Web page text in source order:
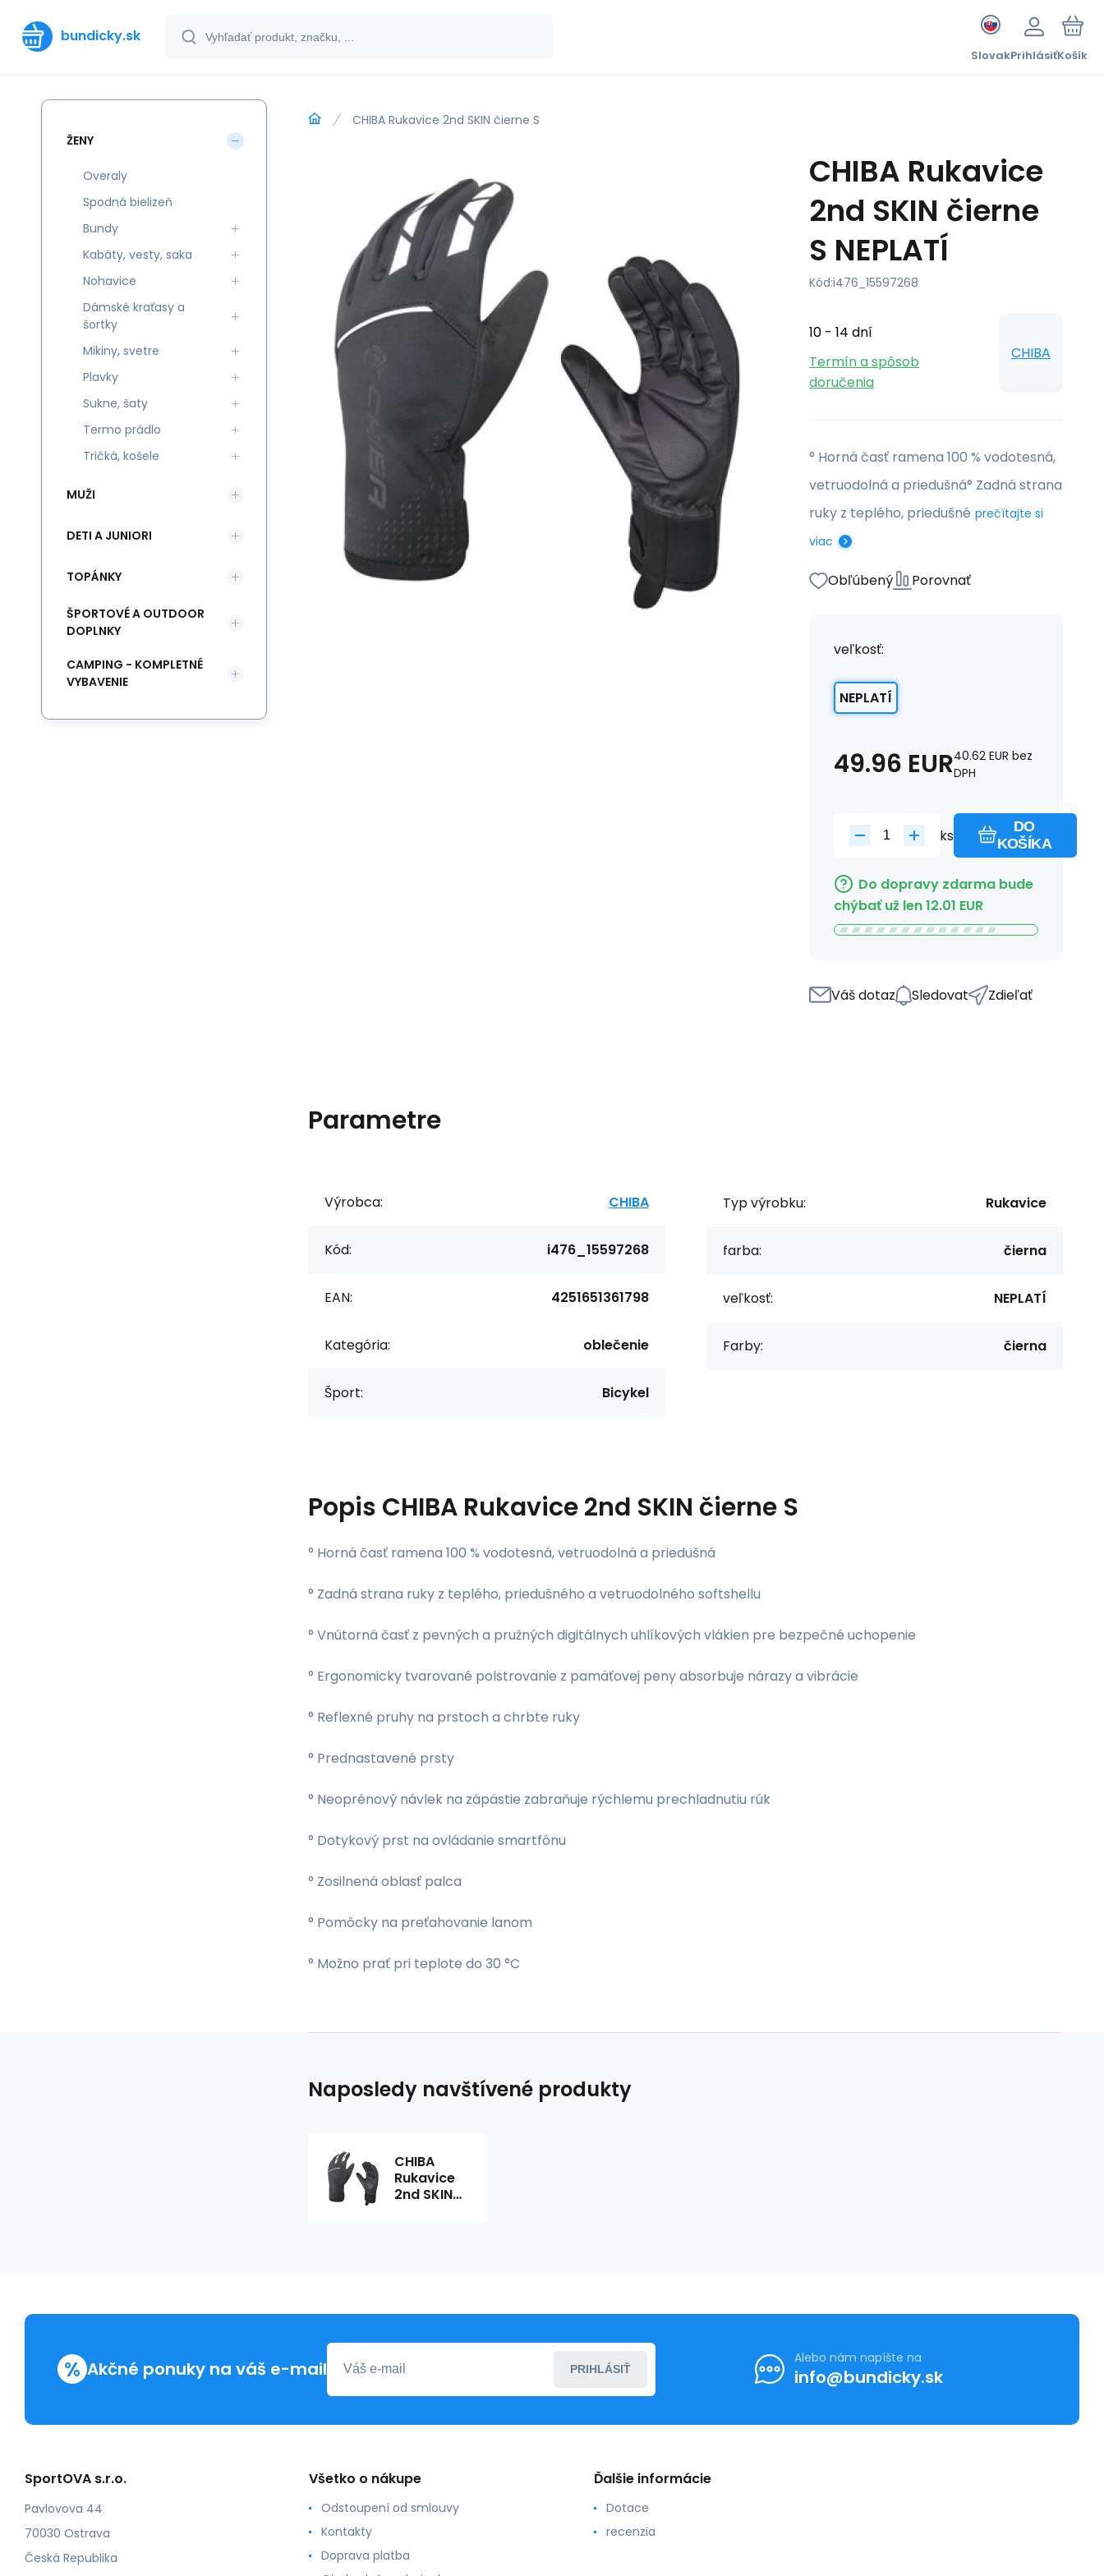
bundicky.sk
SlovakPrihlásiťKošík
CHIBA Rukavice 2nd SKIN čierne S
CHIBA Rukavice
2nd SKIN čierne
S NEPLATÍ
Kód:i476_15597268
10 - 14 dní
Termín a spôsob
doručenia
CHIBA
° Horná časť ramena 100 % vodotesná,
vetruodolná a priedušná° Zadná strana
ruky z teplého, priedušné prečítajte si
viac
Obľúbený Porovnať
veľkosť:
NEPLATÍ
49.96 EUR40.62 EUR bez
DPH
ks
DO
KOŠÍKA
Do dopravy zdarma bude
chýbať už len12.01 EUR
Váš dotaz Sledovat Zdieľať
Parametre
Výrobca: CHIBA
Kód: i476_15597268
EAN: 4251651361798
Kategória: oblečenie
Šport: Bicykel
Typ výrobku: Rukavice
farba: čierna
veľkosť: NEPLATÍ
Farby: čierna
Popis CHIBA Rukavice 2nd SKIN čierne S
° Horná časť ramena 100 % vodotesná, vetruodolná a priedušná
° Zadná strana ruky z teplého, priedušného a vetruodolného softshellu
° Vnútorná časť z pevných a pružných digitálnych uhlíkových vlákien pre bezpečné uchopenie
° Ergonomicky tvarované polstrovanie z pamäťovej peny absorbuje nárazy a vibrácie
° Reflexné pruhy na prstoch a chrbte ruky
° Prednastavené prsty
° Neoprénový návlek na zápästie zabraňuje rýchlemu prechladnutiu rúk
° Dotykový prst na ovládanie smartfónu
° Zosilnená oblasť palca
° Pomôcky na preťahovanie lanom
° Možno prať pri teplote do 30 °C
ŽENY
Overaly
Spodná bielizeň
Bundy
Kabáty, vesty, saka
Nohavice
Dámské kraťasy a
šortky
Mikiny, svetre
Plavky
Sukne, šaty
Termo prádlo
Tričká, košele
MUŽI
DETI A JUNIORI
TOPÁNKY
ŠPORTOVÉ A OUTDOOR
DOPLNKY
CAMPING - KOMPLETNÉ
VYBAVENIE
Naposledy navštívené produkty
CHIBA
Rukavice
2nd SKIN
% Akčné ponuky na váš e-mail PRIHLÁSIŤ
Alebo nám napíšte na
info@bundicky.sk
SportOVA s.r.o.
Pavlovova 44
70030 Ostrava
Česká Republika
Všetko o nákupe
Odstoupení od smlouvy
Kontakty
Doprava platba
Ďalšie informácie
Dotace
recenzia